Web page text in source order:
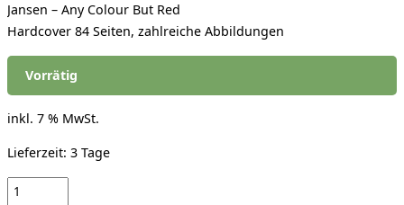
Jansen – Any Colour But Red
Hardcover 84 Seiten, zahlreiche Abbildungen
Vorrätig
inkl. 7 % MwSt.
Lieferzeit: 3 Tage
JÜRGEN